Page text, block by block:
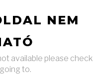
NEM
available please check
to.